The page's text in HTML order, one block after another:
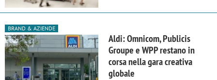
BRAND & AZIENDE
Aldi: Omnicom, Publicis
Groupe e WPP restano in
corsa nella gara creativa
globale